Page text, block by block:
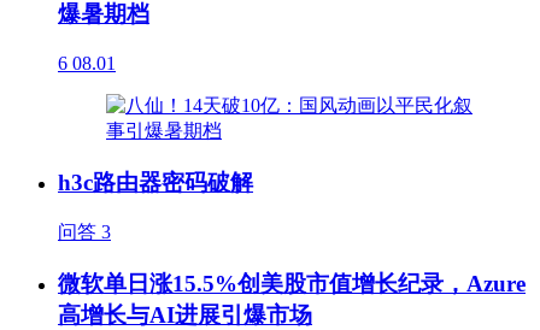
爆暑期档
6 08.01
h3c路由器密码破解
问答 3
微软单日涨15.5%创美股市值增长纪录，Azure
高增长与AI进展引爆市场